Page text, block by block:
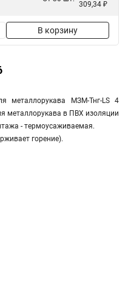
309,34 ₽
В корзину
металлорукава МЗМ-Тнг-LS 4
металлорукава в ПВХ изоляции
- термоусаживаемая.
горение).